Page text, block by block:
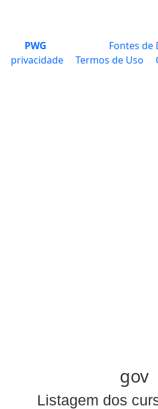
PWG Fontes de
privacidade
Termos de Uso
gov
Listagem dos